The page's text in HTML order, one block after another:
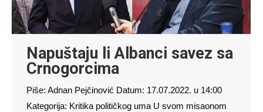
Napuštaju li Albanci savez sa
Crnogorcima
Piše: Adnan Pejčinović Datum: 17.07.2022. u 14:00
Kategorija: Kritika političkog uma U svom misaonom